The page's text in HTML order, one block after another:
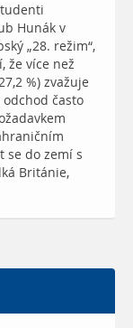
Hunák v
„28. režim“,
že více než
%) zvažuje
často
se do zemí s
Británie,